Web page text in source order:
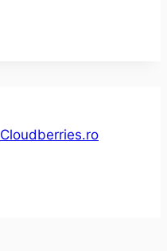
Cloudberries.ro